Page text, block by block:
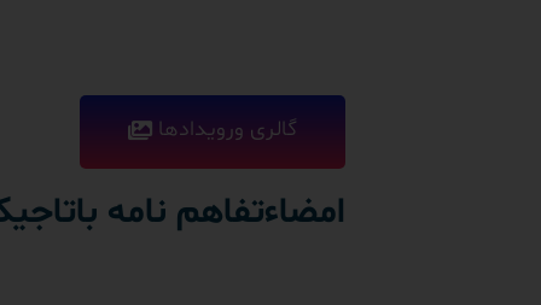
گالری ورویدادها
امضاءتفاهم نامه